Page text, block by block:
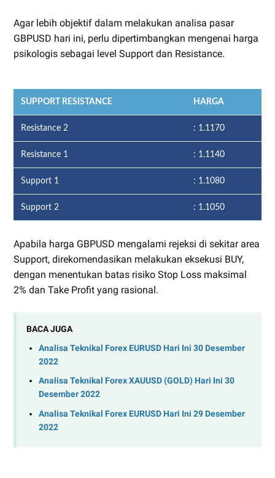
Agar lebih objektif dalam melakukan analisa pasar
GBPUSD hari ini, perlu dipertimbangkan mengenai harga
psikologis sebagai level Support dan Resistance.
SUPPORT RESISTANCE HARGA
Resistance 2 : 1.1170
Resistance 1 : 1.1140
Support 1 : 1.1080
Support 2 : 1.1050
Apabila harga GBPUSD mengalami rejeksi di sekitar area
Support, direkomendasikan melakukan eksekusi BUY,
dengan menentukan batas risiko Stop Loss maksimal
2% dan Take Profit yang rasional.
BACA JUGA
Analisa Teknikal Forex EURUSD Hari Ini 30 Desember
2022
Analisa Teknikal Forex XAUUSD (GOLD) Hari Ini 30
Desember 2022
Analisa Teknikal Forex EURUSD Hari Ini 29 Desember
2022